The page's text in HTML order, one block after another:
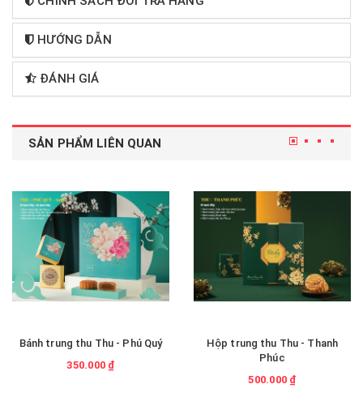
HƯỚNG DẪN
ĐÁNH GIÁ
SẢN PHẨM LIÊN QUAN
Bánh trung thu Thu - Phú Quý
350.000 ₫
Hộp trung thu Thu - Thanh
Phúc
500.000 ₫